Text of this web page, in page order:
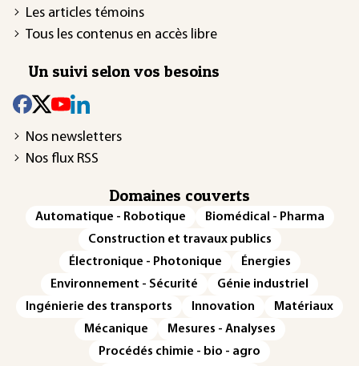
Les articles témoins
Tous les contenus en accès libre
Un suivi selon vos besoins
Nos newsletters
Nos flux RSS
Domaines couverts
Automatique - Robotique
Biomédical - Pharma
Construction et travaux publics
Électronique - Photonique
Énergies
Environnement - Sécurité
Génie industriel
Ingénierie des transports
Innovation
Matériaux
Mécanique
Mesures - Analyses
Procédés chimie - bio - agro